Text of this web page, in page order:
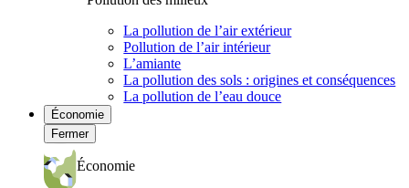
La pollution de l’air extérieur
Pollution de l’air intérieur
L’amiante
La pollution des sols : origines et conséquences
La pollution de l’eau douce
Économie
Fermer
Économie